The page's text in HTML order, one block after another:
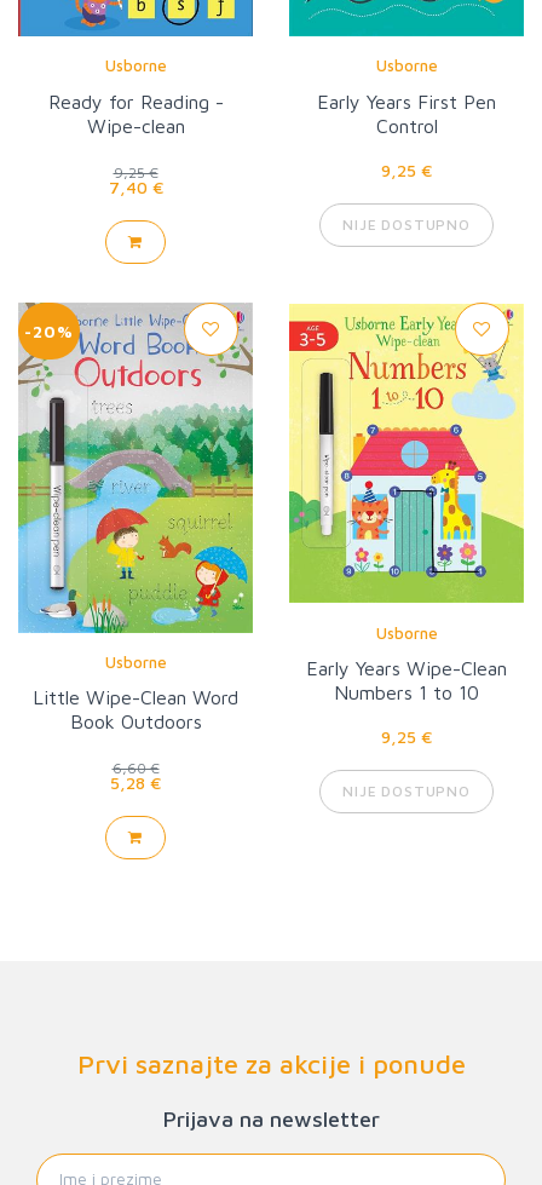
Usborne
Ready for Reading -
Wipe-clean
9,25 €
7,40 €
Usborne
Early Years First Pen
Control
9,25 €
NIJE DOSTUPNO
-20%
Usborne
Little Wipe-Clean Word
Book Outdoors
6,60 €
5,28 €
Usborne
Early Years Wipe-Clean
Numbers 1 to 10
9,25 €
NIJE DOSTUPNO
Prvi saznajte za akcije i ponude
Prijava na newsletter